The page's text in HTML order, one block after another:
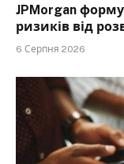
JPMorgan
ризиків від
6 Серпня 2026